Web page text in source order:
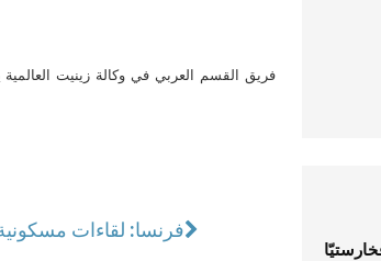
فريق القسم العربي في وكالة زينيت
فرنسا: لقاءات